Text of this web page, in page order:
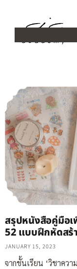
สรุปหนังสือคู่มือเ
52 แบบฝึกหัดสร้
JANUARY 15, 2023
จากชั้นเรียน ‘วิชาคว